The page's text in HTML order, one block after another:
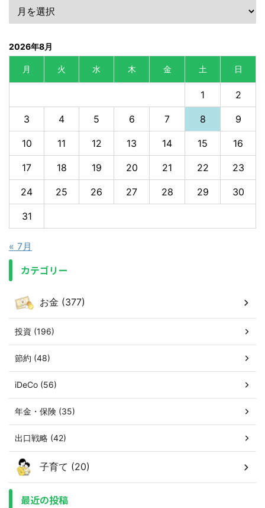
2026年8月
月 火 水 木 金 土 日
1 2
3 4 5 6 7 8 9
10 11 12 13 14 15 16
17 18 19 20 21 22 23
24 25 26 27 28 29 30
31
« 7月
カテゴリー
お金 (377)
投資 (196)
節約 (48)
iDeCo (56)
年金・保険 (35)
出口戦略 (42)
子育て (20)
最近の投稿